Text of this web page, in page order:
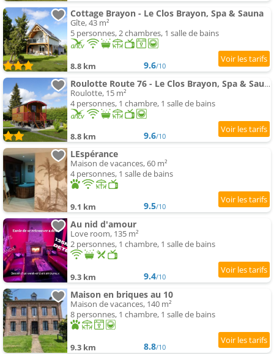
Cottage Brayon - Le Clos Brayon, Spa & Sauna
Gîte, 43 m²
5 personnes, 2 chambres, 1 salle de bains
8.8 km 9.6/10
Roulotte Route 76 - Le Clos Brayon, Spa & Sauna
Roulotte, 15 m²
4 personnes, 1 chambre, 1 salle de bains
8.8 km 9.6/10
LEspérance
Maison de vacances, 60 m²
4 personnes, 1 salle de bains
9.1 km 9.5/10
Au nid d'amour
Love room, 135 m²
2 personnes, 1 chambre, 1 salle de bains
9.3 km 9.4/10
Maison en briques au 10
Maison de vacances, 140 m²
8 personnes, 1 chambre, 1 salle de bains
9.3 km 8.8/10